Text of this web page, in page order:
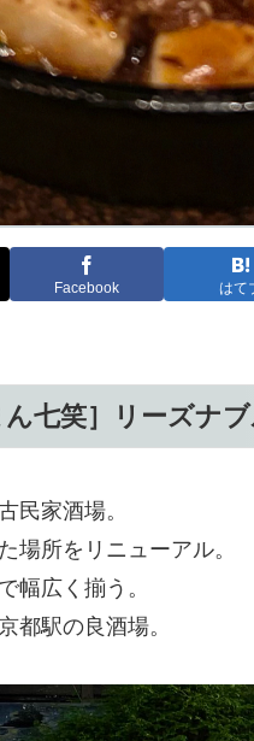
Facebook はて
七笑］リーズナ
民家酒場。
場所をリニューアル。
幅広く揃う。
都駅の良酒場。